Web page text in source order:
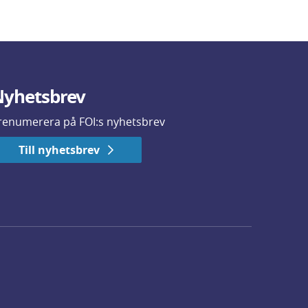
på FOI:s nyhetsbrev
Till nyhetsbrev